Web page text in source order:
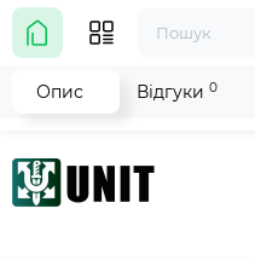
Опис Відгуки 0